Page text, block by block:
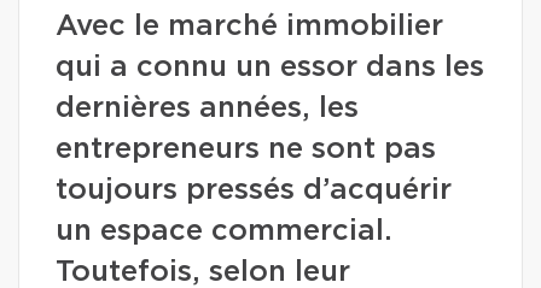
Avec le marché immobilier
qui a connu un essor dans les
dernières années, les
entrepreneurs ne sont pas
toujours pressés d’acquérir
un espace commercial.
Toutefois, selon leur